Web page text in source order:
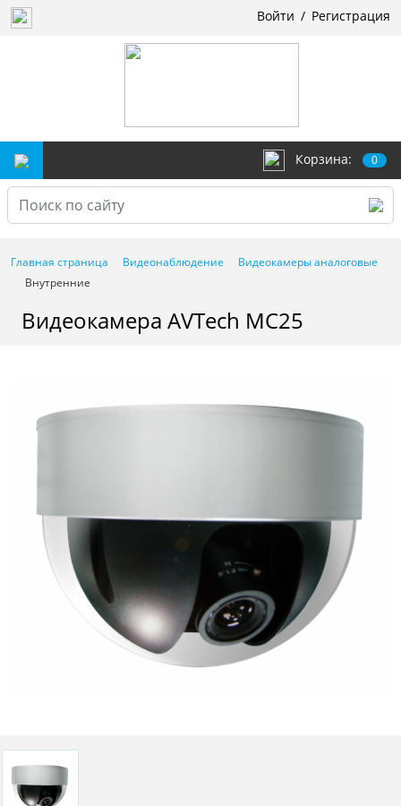
Войти / Регистрация
Корзина: 0
Главная страница Видеонаблюдение
Видеокамеры аналоговые
Внутренние
Видеокамера AVTech MC25